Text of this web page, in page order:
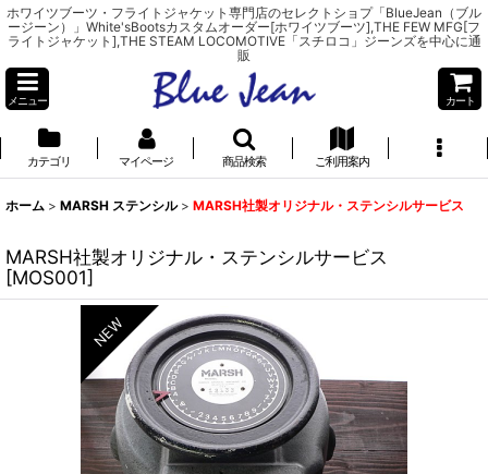
ホワイツブーツ・フライトジャケット専門店のセレクトショプ「BlueJean（ブル
ージーン）」White'sBootsカスタムオーダー[ホワイツブーツ],THE FEW MFG[フ
ライトジャケット],THE STEAM LOCOMOTIVE「スチロコ」ジーンズを中心に通
販
メニュー カート
カテゴリ マイページ 商品検索 ご利用案内
ホーム > MARSH ステンシル > MARSH社製オリジナル・ステンシルサービス
MARSH社製オリジナル・ステンシルサービス
[MOS001]